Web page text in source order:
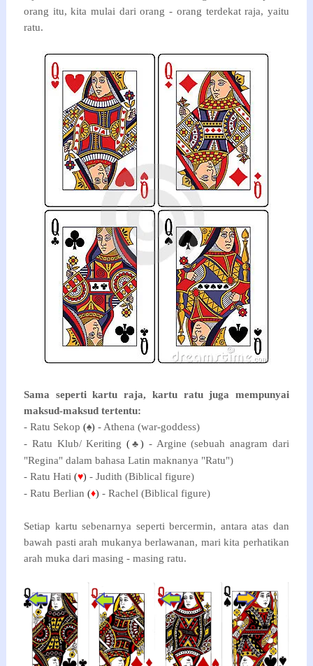
orang itu, kita mulai dari orang - orang terdekat raja, yaitu
ratu.
Sama seperti kartu raja, kartu ratu juga mempunyai
maksud-maksud tertentu:
- Ratu Sekop (♠) - Athena (war-goddess)
- Ratu Klub/ Keriting( ♣ ) - Argine (sebuah anagram dari
"Regina" dalam bahasa Latin maknanya "Ratu")
- Ratu Hati (♥) - Judith (Biblical figure)
- Ratu Berlian (♦) - Rachel (Biblical figure)
Setiap kartu sebenarnya seperti bercermin, antara atas dan
bawah pasti arah mukanya berlawanan, mari kita perhatikan
arah muka dari masing - masing ratu.